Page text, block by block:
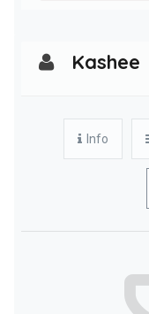
Kashee
Info